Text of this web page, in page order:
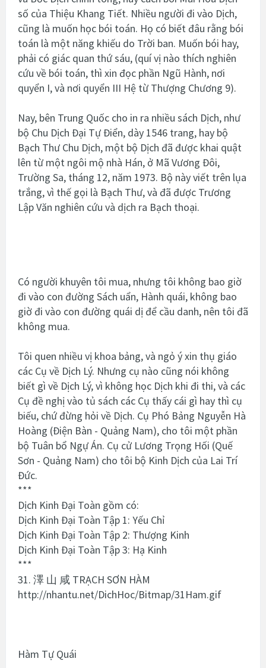
số của Thiệu Khang Tiết. Nhiều người đi vào Dịch,
cũng là muốn học bói toán. Họ có biết đâu rằng bói
toán là một năng khiếu do Trời ban. Muốn bói hay,
phải có giác quan thứ sáu, (quí vị nào thích nghiên
cứu về bói toán, thì xin đọc phần Ngũ Hành, nơi
quyển I, và nơi quyển III Hệ từ Thượng Chương 9).
Nay, bên Trung Quốc cho in ra nhiều sách Dịch, như
bộ Chu Dịch Đại Tự Điển, dày 1546 trang, hay bộ
Bạch Thư Chu Dịch, một bộ Dịch đã được khai quật
lên từ một ngôi mộ nhà Hán, ở Mã Vương Đôi,
Trường Sa, tháng 12, năm 1973. Bộ này viết trên lụa
trắng, vì thế gọi là Bạch Thư, và đã được Trương
Lập Văn nghiên cứu và dịch ra Bạch thoại.
Có người khuyên tôi mua, nhưng tôi không bao giờ
đi vào con đường Sách uẩn, Hành quái, không bao
giờ đi vào con đường quái dị để cầu danh, nên tôi đã
không mua.
Tôi quen nhiều vị khoa bảng, và ngỏ ý xin thụ giáo
các Cụ về Dịch Lý. Nhưng cụ nào cũng nói không
biết gì về Dịch Lý, vì không học Dịch khi đi thi, và các
Cụ đề nghị vào tủ sách các Cụ thấy cái gì hay thì cụ
biếu, chứ đừng hỏi về Dịch. Cụ Phó Bảng Nguyễn Hà
Hoàng (Điện Bàn - Quảng Nam), cho tôi một phần
bộ Tuân bổ Ngự Án. Cụ cử Lương Trọng Hối (Quế
Sơn - Quảng Nam) cho tôi bộ Kinh Dịch của Lai Trí
Đức.
***
Dịch Kinh Đại Toàn gồm có:
Dịch Kinh Đại Toàn Tập 1: Yếu Chỉ
Dịch Kinh Đại Toàn Tập 2: Thượng Kinh
Dịch Kinh Đại Toàn Tập 3: Hạ Kinh
***
31. 澤 山 咸 TRẠCH SƠN HÀM
http://nhantu.net/DichHoc/Bitmap/31Ham.gif
Hàm Tự Quái